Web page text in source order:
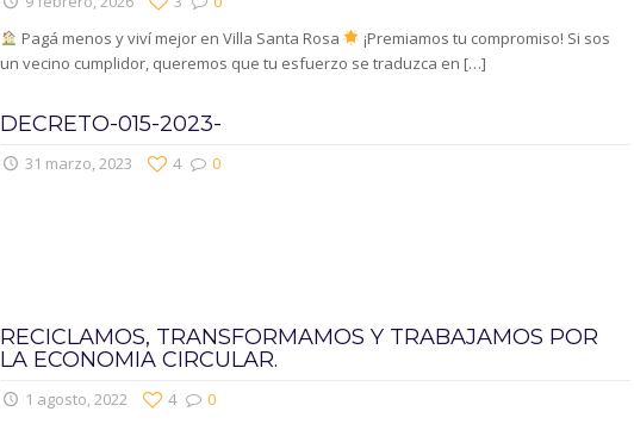
Pagá menos y viví mejor en Villa Santa Rosa
¡Premiamos tu compromiso! Si sos
un vecino cumplidor, queremos que tu esfuerzo se traduzca en […]
DECRETO-015-2023-
31 marzo, 2023 0
4
RECICLAMOS, TRANSFORMAMOS Y TRABAJAMOS POR
LA ECONOMIA CIRCULAR.
1 agosto, 2022 0
4